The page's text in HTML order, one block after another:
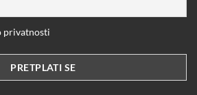
privatnosti